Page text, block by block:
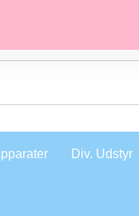
Div. Udstyr